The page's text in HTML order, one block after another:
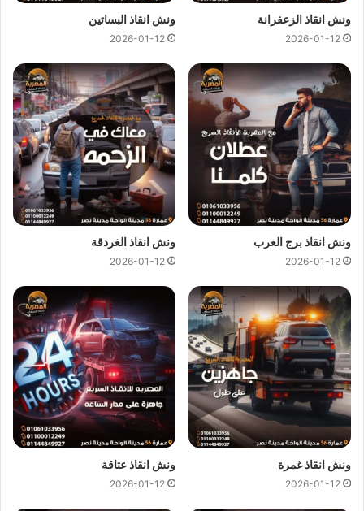
ونش انقاذ طريق السويس ونش المصرية لانقاذ السيارات
وفرنا عليك عناء البحث عن
ونش انقاذ علي طريق السويس
نوفر لك خدماتانقاذ السيارات علي طريق السويسمن خلال
اوناش انقاذ سياراتحديثة و مجهزة و مراقبة بـ GPS
لتساعدك في
نقل سياراتالي اقرب توكيل او اي وجهة اخري تريد نقل السيارة
اليها.
ونش انقاذ الزعفرانة
2026-01-12
ونش انقاذ البساتين
2026-01-12
ونش انقاذ برج العرب
2026-01-12
ونش انقاذ الغردقة
2026-01-12
ونش انقاذ غمرة
2026-01-12
ونش انقاذ عتاقة
2026-01-12